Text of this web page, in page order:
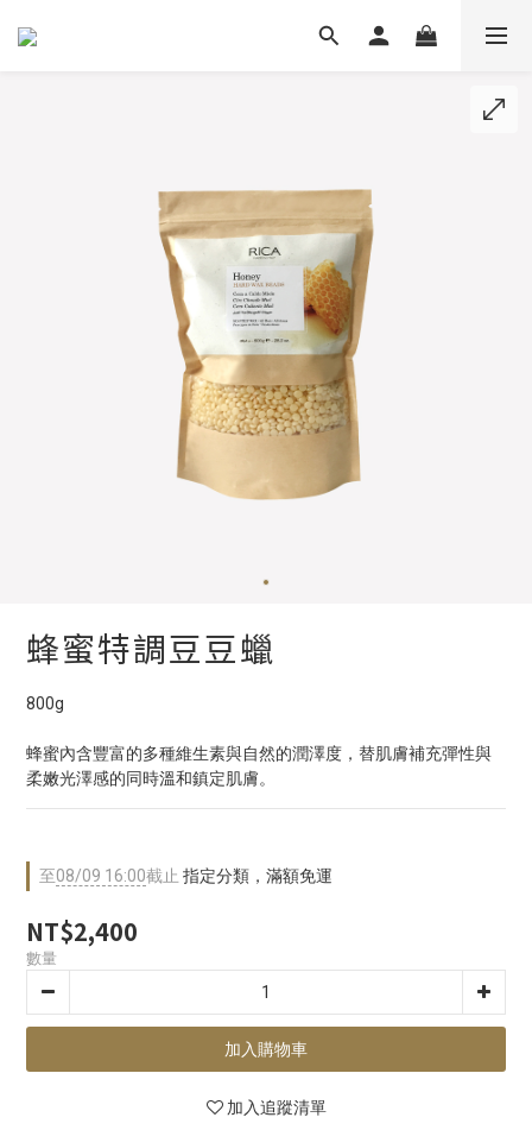
蜂蜜特調豆豆蠟
800g
蜂蜜內含豐富的多種維生素與自然的潤澤度，替肌膚補充彈性與
柔嫩光澤感的同時溫和鎮定肌膚。
至08/09 16:00截止 指定分類，滿額免運
NT$2,400
數量
加入購物車
加入追蹤清單